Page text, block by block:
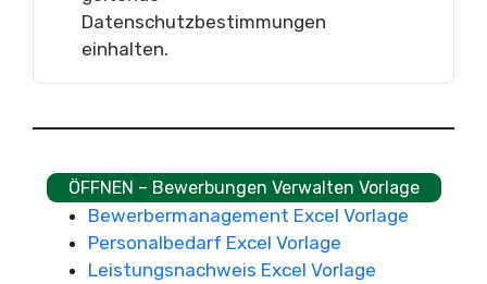
Datenschutzbestimmungen
einhalten.
ÖFFNEN – Bewerbungen Verwalten Vorlage
Bewerbermanagement Excel Vorlage
Personalbedarf Excel Vorlage
Leistungsnachweis Excel Vorlage